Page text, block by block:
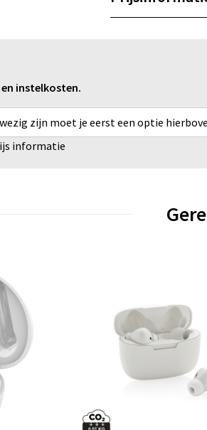
instelkosten.
zijn moet je eerst een optie
informatie